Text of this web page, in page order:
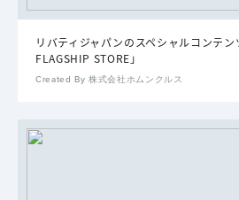
リバティジャパンのスペシャルコンテン
FLAGSHIP STORE」
Created By 株式会社ホムンクルス